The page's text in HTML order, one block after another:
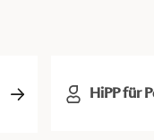
HiPP für